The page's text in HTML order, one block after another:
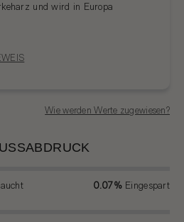
und wird in Europa
Wie werden Werte zugewiesen?
0.07% Eingespart